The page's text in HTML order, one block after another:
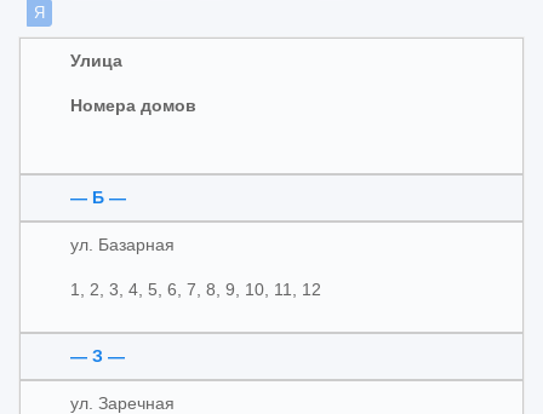
Я
Улица
Номера домов
— Б —
ул. Базарная
1, 2, 3, 4, 5, 6, 7, 8, 9, 10, 11, 12
— З —
ул. Заречная